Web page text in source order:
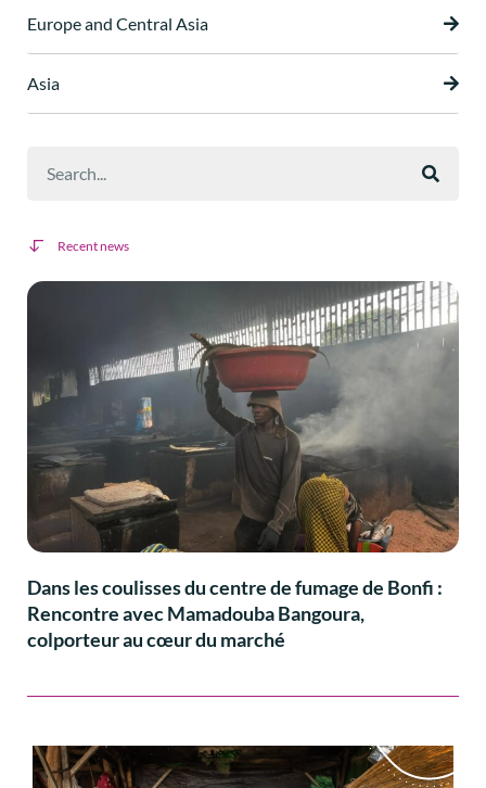
Europe and Central Asia
Asia
Recent news
Dans les coulisses du centre de fumage de Bonfi :
Rencontre avec Mamadouba Bangoura,
colporteur au cœur du marché